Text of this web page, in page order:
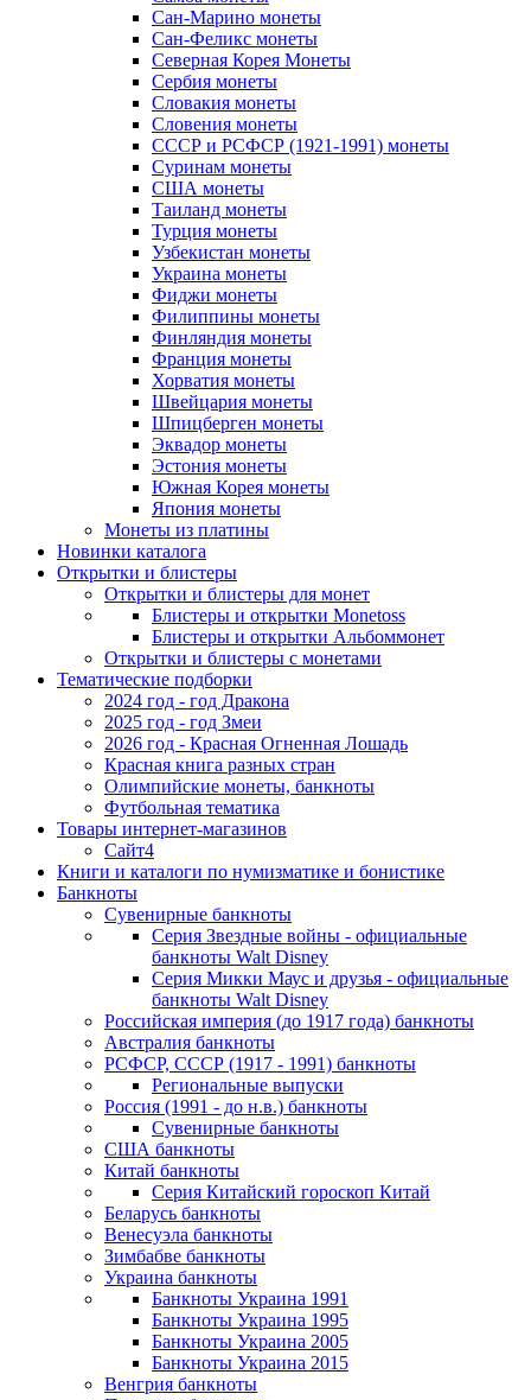
Сан-Марино монеты
Сан-Феликс монеты
Северная Корея Монеты
Сербия монеты
Словакия монеты
Словения монеты
СССР и РСФСР (1921-1991) монеты
Суринам монеты
США монеты
Таиланд монеты
Турция монеты
Узбекистан монеты
Украина монеты
Фиджи монеты
Филиппины монеты
Финляндия монеты
Франция монеты
Хорватия монеты
Швейцария монеты
Шпицберген монеты
Эквадор монеты
Эстония монеты
Южная Корея монеты
Япония монеты
Монеты из платины
Новинки каталога
Открытки и блистеры
Открытки и блистеры для монет
Блистеры и открытки Monetoss
Блистеры и открытки Альбоммонет
Открытки и блистеры с монетами
Тематические подборки
2024 год - год Дракона
2025 год - год Змеи
2026 год - Красная Огненная Лошадь
Красная книга разных стран
Олимпийские монеты, банкноты
Футбольная тематика
Товары интернет-магазинов
Сайт4
Книги и каталоги по нумизматике и бонистике
Банкноты
Сувенирные банкноты
Серия Звездные войны - официальные
банкноты Walt Disney
Серия Микки Маус и друзья - официальные
банкноты Walt Disney
Российская империя (до 1917 года) банкноты
Австралия банкноты
РСФСР, СССР (1917 - 1991) банкноты
Региональные выпуски
Россия (1991 - до н.в.) банкноты
Сувенирные банкноты
США банкноты
Китай банкноты
Серия Китайский гороскоп Китай
Беларусь банкноты
Венесуэла банкноты
Зимбабве банкноты
Украина банкноты
Банкноты Украина 1991
Банкноты Украина 1995
Банкноты Украина 2005
Банкноты Украина 2015
Венгрия банкноты